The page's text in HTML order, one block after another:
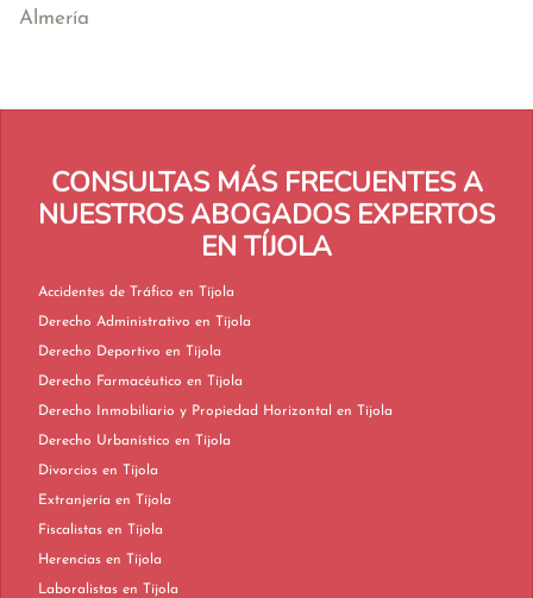
Almería
CONSULTAS MÁS FRECUENTES A
NUESTROS ABOGADOS EXPERTOS
EN TÍJOLA
Accidentes de Tráfico en Tíjola
Derecho Administrativo en Tíjola
Derecho Deportivo en Tíjola
Derecho Farmacéutico en Tíjola
Derecho Inmobiliario y Propiedad Horizontal en Tíjola
Derecho Urbanístico en Tíjola
Divorcios en Tíjola
Extranjería en Tíjola
Fiscalistas en Tíjola
Herencias en Tíjola
Laboralistas en Tíjola